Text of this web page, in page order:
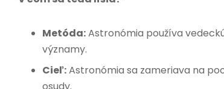
Metóda:Astronómia používa
významy.
Cieľ:Astronómia sa zameriava na
osudy.